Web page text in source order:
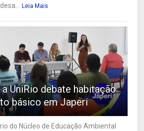
Leia Mais
UniRio debate habitação
básico em Japeri
do Núcleo de Educação Ambiental